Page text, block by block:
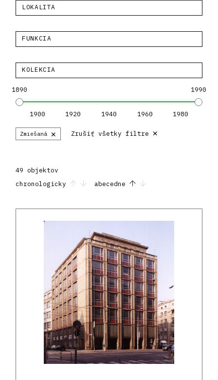
LOKALITA
FUNKCIA
KOLEKCIA
1890 1990
1900 1920 1940 1960 1980
Zmiešaná × Zrušiť všetky filtre ×
49 objektov
chronologicky
abecedne